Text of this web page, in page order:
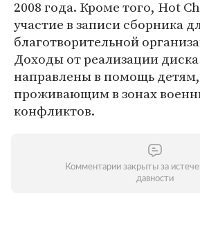
2008 года. Кроме того, Hot
участие в записи сборника
благотворительной
Доходы от реализации
направлены в помощь детям,
проживающим в зонах
конфликтов.
Комментарии закрыты за
давности